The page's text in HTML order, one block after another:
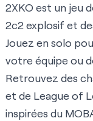
2XKO est un jeu
2c2 explosif et
Jouez en solo
votre équipe ou
Retrouvez des
et de League of
inspirées du